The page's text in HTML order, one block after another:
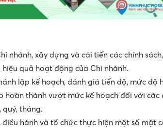
nhánh, xây dựng và cải tiến các chính
quả hoạt động của Chi nhánh.
lập kế hoạch, đánh giá tiến độ, mức độ
hoàn thành vượt mức kế hoạch đối với các
quý, tháng.
hành và tổ chức thực hiện một số mặt